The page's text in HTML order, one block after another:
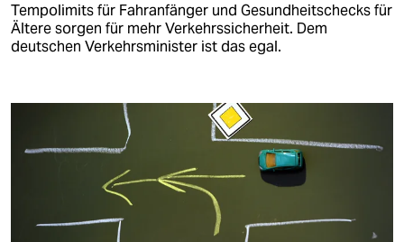
Tempolimits für Fahr­an­fän­ge­r und Gesundheitschecks für
Ältere sorgen für mehr Verkehrssicherheit. Dem
deutschen Verkehrsminister ist das egal.